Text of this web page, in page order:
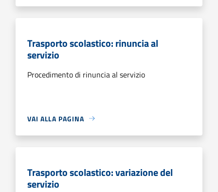
Trasporto scolastico: rinuncia al
servizio
Procedimento di rinuncia al servizio
VAI ALLA PAGINA
Trasporto scolastico: variazione del
servizio